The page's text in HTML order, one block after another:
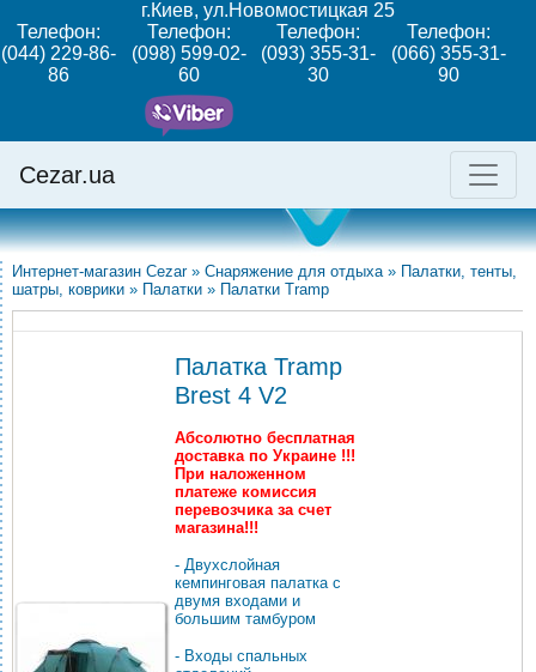
г.Киев, ул.Новомостицкая 25
Телефон:
(044) 229-86-
86
Телефон:
(098) 599-02-
60
Телефон:
(093) 355-31-
30
Телефон:
(066) 355-31-
90
Cezar.ua
Интернет-магазин Cezar » Снаряжение для отдыха » Палатки, тенты,
шатры, коврики » Палатки » Палатки Tramp
Палатка Tramp
Brest 4 V2
Абсолютно бесплатная
доставка по Украине !!!
При наложенном
платеже комиссия
перевозчика за счет
магазина!!!
- Двухслойная
кемпинговая палатка с
двумя входами и
большим тамбуром
- Входы спальных